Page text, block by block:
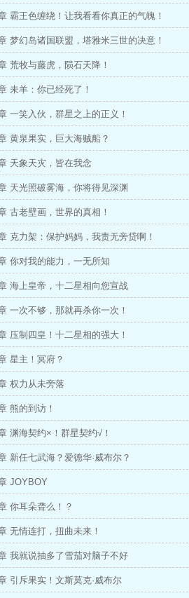
霸王色缠绕！让我看看你真正的气魄！
梦幻岛诸国联盟，塔雅米三世的决意！
荒牧与藤虎，陨石天降！
未羊：你已经死了！
一笑入伙，群星之上的正义！
黄泉果实，巨大海贼船？
天象天灾，皆在我念
天光照破雾海，你将得见深渊
古老壁画，世界的真相！
克力架：保护妈妈，我责无旁贷啊！
你对我的能力，一无所知
海上皇帝，十二星相向您宣战
一次不够，那就再杀你一次！
压制四皇！十二星相的强大！
星主！冥府？
权力从未旁落
熊的到访！
渊海契约×！群星契约√！
新任七武海？爱德华·威布尔？
JOYBOY
你耳朵聋么！？
无情连打，扭曲未来！
我就说抽多了雪茄对脑子不好
引斥果实！文斯莫克·威布尔